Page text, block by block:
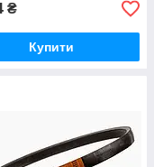
₴
Купити